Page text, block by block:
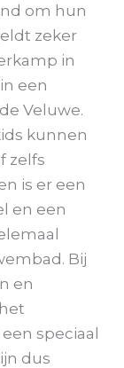
om hun
zeker
in
een
Veluwe.
kunnen
zelfs
is er een
en een
Bij
en
speciaal
dus